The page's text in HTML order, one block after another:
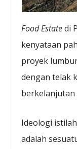
Food Estatedi
kenyataan
proyek
dengan telak
berkelanjutan
Ideologi
adalah